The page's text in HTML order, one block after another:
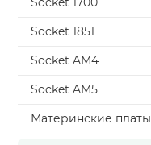
Socket 1851
Socket AM4
Socket AM5
Материнские платы